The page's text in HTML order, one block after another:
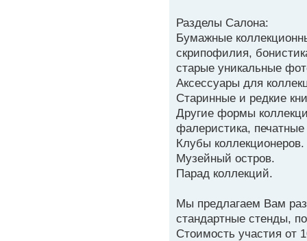
Разделы Салона:
Бумажные
скрипофилия,
старые уникальные
Аксессуары для
Старинные и редкие
Другие формы
фалеристика,
Клубы коллекционеров.
Музейный остров.
Парад коллекций.
Мы предлагаем Вам
стандартные стенды,
Стоимость участия от